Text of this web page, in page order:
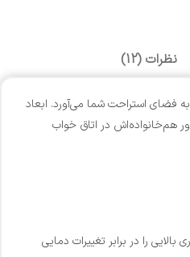
نظرات (12)
فضای استراحت شما می‌آورد. ابعاد
هم‌خانواده‌اش در اتاق خواب
را در برابر تغییرات دمایی